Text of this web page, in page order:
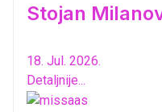
Stojan
18. Jul. 2026.
Detaljnije...